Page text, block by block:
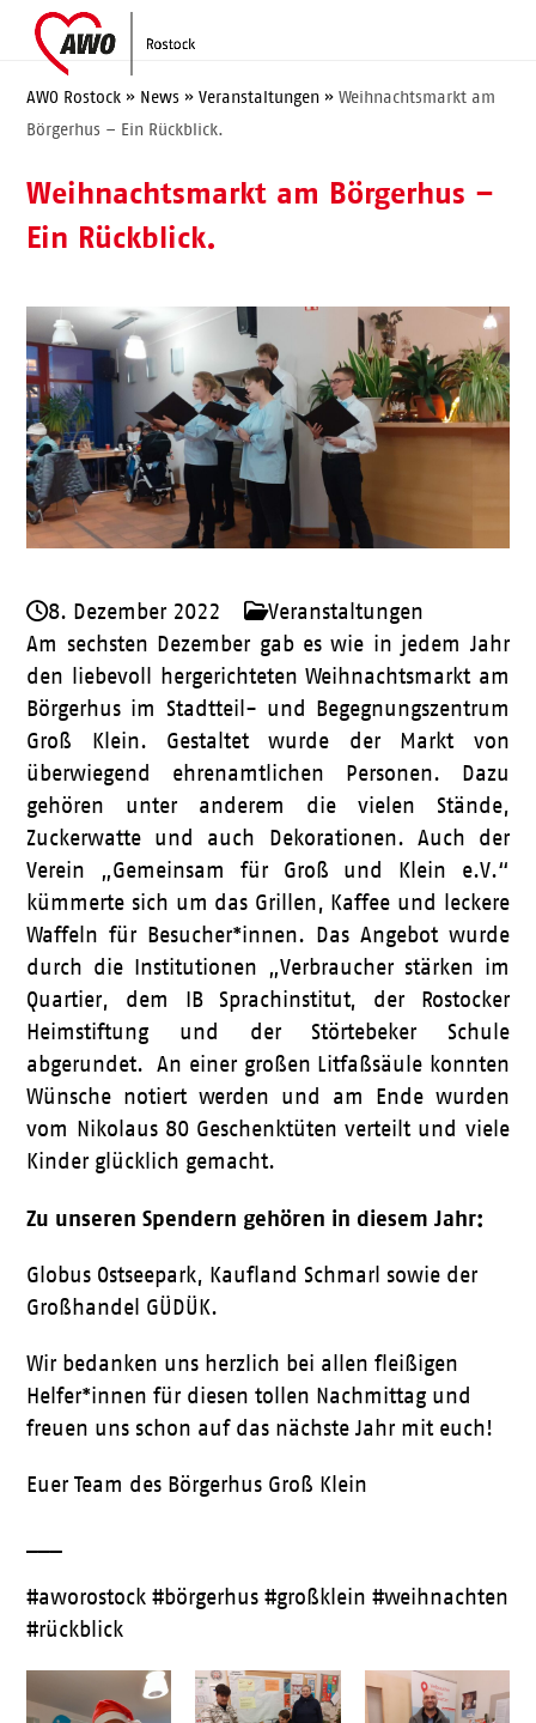
content
Open
mobile
menu
Close
mobile
menu
AWO Rostock » News »Veranstaltungen »Weihnachtsmarkt am
Börgerhus – Ein Rückblick.
Weihnachtsmarkt am Börgerhus –
Ein Rückblick.
8. Dezember 2022
Veranstaltungen
Am sechsten Dezember gab es wie in jedem Jahr
den liebevoll hergerichteten Weihnachtsmarkt am
Börgerhus im Stadtteil- und Begegnungszentrum
Groß Klein. Gestaltet wurde der Markt von
überwiegend ehrenamtlichen Personen. Dazu
gehören unter anderem die vielen Stände,
Zuckerwatte und auch Dekorationen. Auch der
Verein „Gemeinsam für Groß und Klein e.V.“
kümmerte sich um das Grillen, Kaffee und leckere
Waffeln für Besucher*innen. Das Angebot wurde
durch die Institutionen „Verbraucher stärken im
Quartier, dem IB Sprachinstitut, der Rostocker
Heimstiftung und der Störtebeker Schule
abgerundet. An einer großen Litfaßsäule konnten
Wünsche notiert werden und am Ende wurden
vom Nikolaus 80 Geschenktüten verteilt und viele
Kinder glücklich gemacht.
Zu unseren Spendern gehören in diesem Jahr:
Globus Ostseepark, Kaufland Schmarl sowie der
Großhandel GÜDÜK.
Wir bedanken uns herzlich bei allen fleißigen
Helfer*innen für diesen tollen Nachmittag und
freuen uns schon auf das nächste Jahr mit euch!
Euer Team des Börgerhus Groß Klein
#aworostock #börgerhus #großklein #weihnachten
#rückblick